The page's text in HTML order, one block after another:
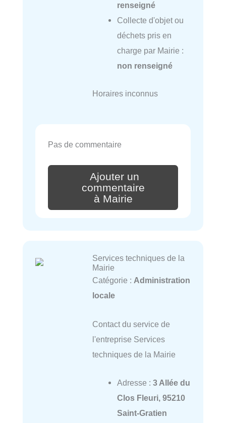
renseigné
Collecte d'objet ou
déchets pris en
charge par Mairie :
non renseigné
Horaires inconnus
Pas de commentaire
Ajouter un
commentaire
à Mairie
Services techniques de la
Mairie
Catégorie : Administration
locale
Contact du service de
l'entreprise Services
techniques de la Mairie
Adresse : 3 Allée du
Clos Fleuri, 95210
Saint-Gratien